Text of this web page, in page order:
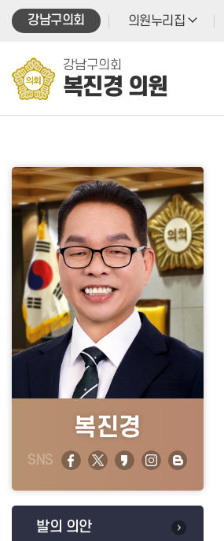
본문바로가기
강남구의회
의원누리집
강남구의회
복진경 의원
복진경
SNS
발의 의안